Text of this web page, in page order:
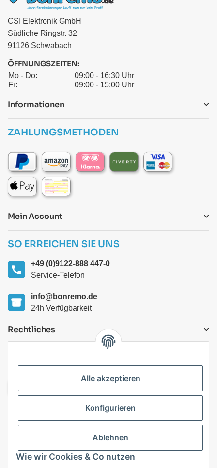
CSI Elektronik GmbH
Südliche Ringstr. 32
91126 Schwabach
ÖFFNUNGSZEITEN:
Mo - Do:
09:00 - 16:30 Uhr
Fr:
09:00 - 15:00 Uhr
Informationen
ZAHLUNGSMETHODEN
Mein Account
SO ERREICHEN SIE UNS
+49 (0)9122-888 447-0
Service-Telefon
info@bonremo.de
24h Verfügbarkeit
Rechtliches
Vertrag widerrufen
Alle akzeptieren
Konfigurieren
Ablehnen
Wie wir Cookies & Co nutzen